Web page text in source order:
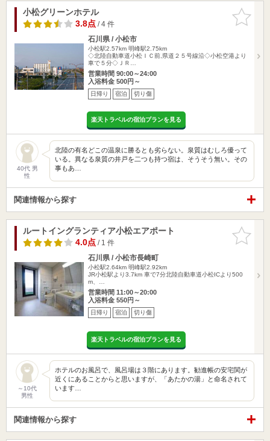
お気に入
りに追加
小松グリーンホテル
3.8点/ 4 件
石川県 / 小松市
小松駅2.57km 明峰駅2.75km
◇北陸自動車道小松ＩＣ前,県道２５号線沿◇小松空港より
車で５分◇ＪＲ…
営業時間 90:00～24:00
入浴料金 500円～
日帰り 宿泊 切り傷
楽天トラベルの宿泊プランを見る
40代 男
性
北陸の有名どこの温泉に勝るとも劣らない。泉質はむしろ優って
いる。異なる泉質の井戸を二つも持つ宿は、そうそう無い。その
事もあ…
関連情報から探す
お気に入
りに追加
ルートイングランティア小松エアポート
4.0点/ 1 件
石川県 / 小松市長崎町
小松駅2.64km 明峰駅2.92km
JR小松駅より3.7km 車で7分北陸自動車道小松ICより500
m、…
営業時間 11:00～20:00
入浴料金 550円～
日帰り 宿泊 切り傷
楽天トラベルの宿泊プランを見る
～10代
男性
ホテルのお風呂で、風呂場は３階にあります。勧進帳の安宅関が
近くにあることからと思いますが、「あたかの湯」と命名されて
います…
関連情報から探す